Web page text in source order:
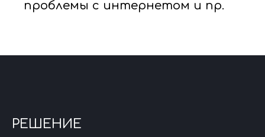
проблемы с интернетом и пр.
РЕШЕНИЕ